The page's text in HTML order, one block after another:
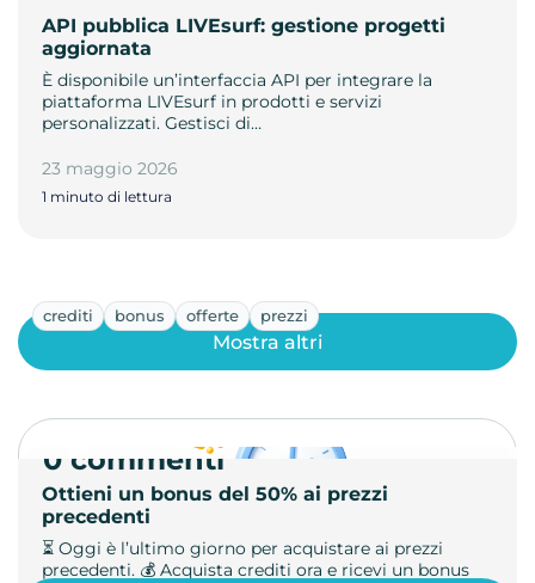
API pubblica LIVEsurf: gestione progetti
aggiornata
È disponibile un’interfaccia API per integrare la
piattaforma LIVEsurf in prodotti e servizi
personalizzati. Gestisci di…
23 maggio 2026
1 minuto di lettura
crediti bonus offerte prezzi
Ottieni un bonus del 50% ai prezzi
precedenti
⏳ Oggi è l’ultimo giorno per acquistare ai prezzi
precedenti. 💰 Acquista crediti ora e ricevi un bonus
Mostra altri
0 commenti